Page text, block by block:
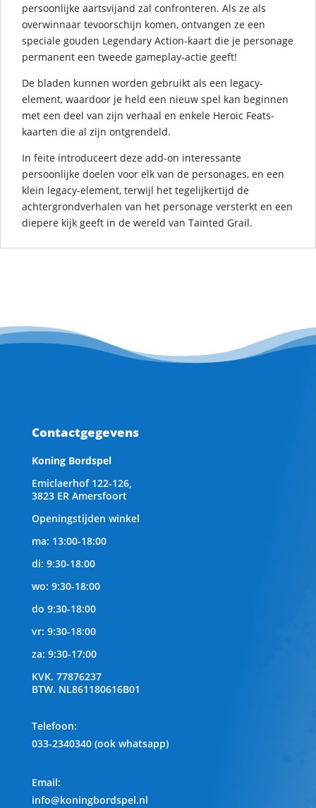
persoonlijke aartsvijand zal confronteren. Als ze als
overwinnaar tevoorschijn komen, ontvangen ze een
speciale gouden Legendary Action-kaart die je personage
permanent een tweede gameplay-actie geeft!
De bladen kunnen worden gebruikt als een legacy-
element, waardoor je held een nieuw spel kan beginnen
met een deel van zijn verhaal en enkele Heroic Feats-
kaarten die al zijn ontgrendeld.
In feite introduceert deze add-on interessante
persoonlijke doelen voor elk van de personages, en een
klein legacy-element, terwijl het tegelijkertijd de
achtergrondverhalen van het personage versterkt en een
diepere kijk geeft in de wereld van Tainted Grail.
Contactgegevens
Koning Bordspel
Emiclaerhof 122-126,
3823 ER Amersfoort
Openingstijden winkel
ma: 13:00-18:00
di: 9:30-18:00
wo: 9:30-18:00
do 9:30-18:00
vr: 9:30-18:00
za: 9:30-17:00
KVK. 77876237
BTW. NL861180616B01
Telefoon:
033-2340340 (ook whatsapp)
Email:
info@koningbordspel.nl